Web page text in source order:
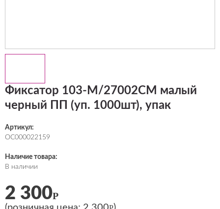
Фиксатор 103-М/27002СМ малый
черный ПП (уп. 1000шт), упак
Артикул:
ОС000022159
Наличие товара:
В наличии
2 300Р